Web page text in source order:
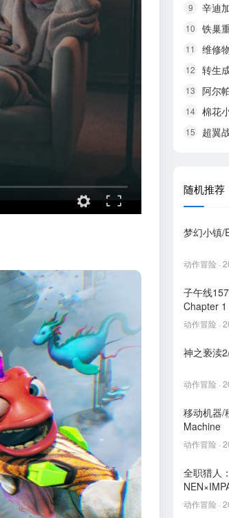
9
10
11 维修
12
13 阿尔
14
15
随机推荐
梦幻小镇/
动作冒险 ·
子午线
Chapter 1
动作冒险 ·
神之亵渎
动作冒险 ·
移动机器/
Machine
动作冒险 ·
全职猎人：
ER
动作冒险 ·